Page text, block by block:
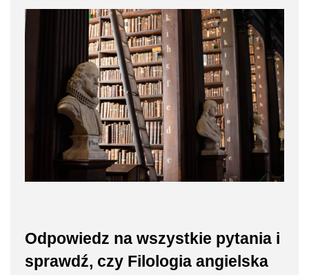
Odpowiedz na wszystkie pytania i
sprawdź, czy Filologia angielska